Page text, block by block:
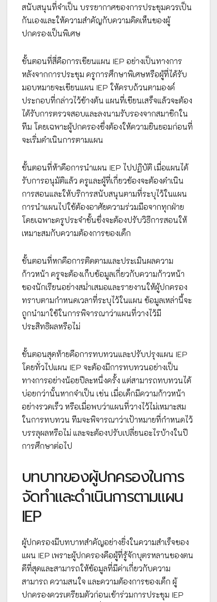
สนับสนุนที่จำเป็น บรรยากาศของการประชุมควรเป็น
กันเองและให้ความสำคัญกับความคิดเห็นของผู้
ปกครองเป็นพิเศษ
ขั้นตอนที่สี่คือการเขียนแผน IEP อย่างเป็นทางการ
หลังจากการประชุม ครูการศึกษาพิเศษหรือผู้ที่ได้รับ
มอบหมายจะเขียนแผน IEP ให้ครบถ้วนตามองค์
ประกอบที่กล่าวไว้ข้างต้น แผนที่เขียนเสร็จแล้วจะต้อง
ได้รับการตรวจสอบและลงนามรับรองจากสมาชิกใน
ทีม โดยเฉพาะผู้ปกครองซึ่งต้องให้ความยินยอมก่อนที่
จะเริ่มดำเนินการตามแผน
ขั้นตอนที่ห้าคือการนำแผน IEP ไปปฏิบัติ เมื่อแผนได้
รับการอนุมัติแล้ว ครูและผู้ที่เกี่ยวข้องจะต้องดำเนิน
การสอนและให้บริการสนับสนุนตามที่ระบุไว้ในแผน
การนำแผนไปใช้ต้องอาศัยความร่วมมือจากทุกฝ่าย
โดยเฉพาะครูประจำชั้นซึ่งจะต้องปรับวิธีการสอนให้
เหมาะสมกับความต้องการของเด็ก
ขั้นตอนที่หกคือการติดตามและประเมินผลความ
ก้าวหน้า ครูจะต้องเก็บข้อมูลเกี่ยวกับความก้าวหน้า
ของนักเรียนอย่างสม่ำเสมอและรายงานให้ผู้ปกครอง
ทราบตามกำหนดเวลาที่ระบุไว้ในแผน ข้อมูลเหล่านี้จะ
ถูกนำมาใช้ในการพิจารณาว่าแผนที่วางไว้มี
ประสิทธิผลหรือไม่
ขั้นตอนสุดท้ายคือการทบทวนและปรับปรุงแผน IEP
โดยทั่วไปแผน IEP จะต้องมีการทบทวนอย่างเป็น
ทางการอย่างน้อยปีละหนึ่งครั้ง แต่สามารถทบทวนได้
บ่อยกว่านั้นหากจำเป็น เช่น เมื่อเด็กมีความก้าวหน้า
อย่างรวดเร็ว หรือเมื่อพบว่าแผนที่วางไว้ไม่เหมาะสม
ในการทบทวน ทีมจะพิจารณาว่าเป้าหมายที่กำหนดไว้
บรรลุผลหรือไม่ และจะต้องปรับเปลี่ยนอะไรบ้างในปี
การศึกษาต่อไป
บทบาทของผู้ปกครองในการ
จัดทำและดำเนินการตามแผน
IEP
ผู้ปกครองมีบทบาทสำคัญอย่างยิ่งในความสำเร็จของ
แผน IEP เพราะผู้ปกครองคือผู้ที่รู้จักบุตรหลานของตน
ดีที่สุดและสามารถให้ข้อมูลที่มีค่าเกี่ยวกับความ
สามารถ ความสนใจ และความต้องการของเด็ก ผู้
ปกครองควรเตรียมตัวก่อนเข้าร่วมการประชุม IEP